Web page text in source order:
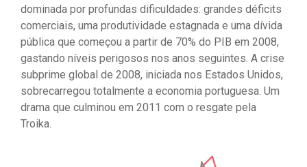
dominada por profundas dificuldades: grandes déficits
comerciais, uma produtividade estagnada e uma dívida
pública que começou a partir de 70% do PIB em 2008,
gastando níveis perigosos nos anos seguintes. A crise
subprime global de 2008, iniciada nos Estados Unidos,
sobrecarregou totalmente a economia portuguesa. Um
drama que culminou em 2011 com o resgate pela
Troika.